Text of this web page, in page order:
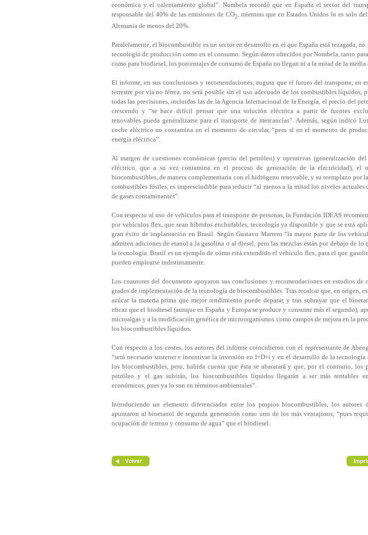
económica y el calentamiento global”. Nombela recordó que en España el sector del
responsable del 40% de las emisiones de CO2
, mientras que en Estados Unidos lo es solo
Alemania de menos del 20%.
Paralelamente, el biocombustible es un sector en desarrollo en el que España está rezagada,
tecnología de producción como en el consumo. Según datos ofrecidos por Nombela, tanto
como para biodiesel, los porcentajes de consumo de España no llegan ni a la mitad de la media
El informe, en sus conclusiones y recomendaciones, augura que el futuro del transporte, en
terrestre por vía no férrea, no será posible sin el uso adecuado de los combustibles líquidos,
todas las previsiones, incluidas las de la Agencia Internacional de la Energía, el precio del
crescendo y “se hace difícil pensar que una solución eléctrica a partir de fuentes
renovables pueda generalizarse para el transporte de mercancías”. Además, según indicó
coche eléctrico no contamina en el momento de circular, “pero sí en el momento de
energía eléctrica”.
Al margen de cuestiones económicas (precio del petróleo) y operativas (generalización del
eléctrico, que a su vez contamina en el proceso de generación de la electricidad), el
biocombustibles, de manera complementaria con el hidrógeno renovable, y su reemplazo por
combustibles fósiles, es imprescindible para reducir “al menos a la mitad los niveles actuales
de gases contaminantes”.
Con respecto al uso de vehículos para el transporte de personas, la Fundación IDEAS
por vehículos flex, que sean híbridos enchufables, tecnología ya disponible y que se está
gran éxito de implantación en Brasil. Según Gustavo Marrero “la mayor parte de los
admiten adiciones de etanol a la gasolina o al diesel, pero las mezclas están por debajo de lo
la tecnología. Brasil es un ejemplo de cómo está extendido el vehículo flex, para el que
pueden emplearse indistintamente.
Los coautores del documento apoyaron sus conclusiones y recomendaciones en estudios de
grados de implementación de la tecnología de biocombustibles. Tras recalcar que, en origen,
azúcar la materia prima que mejor rendimiento puede deparar, y tras subrayar que el
eficaz que el biodiesel (aunque en España y Europa se produce y consume más el segundo),
microalgas y a la modificación genética de microorganismos como campos de mejora en la
los biocombustibles líquidos.
Con respecto a los costes, los autores del informe coincidieron con el representante de
“será necesario sostener e incentivar la inversión en I+D+i y en el desarrollo de la tecnología
los biocombustibles, pero, habida cuenta que ésta se abaratará y que, por el contrario, los
petróleo y el gas subirán, los biocombustibles líquidos llegarán a ser más rentables
económicos, pues ya lo son en términos ambientales”.
Introduciendo un elemento diferenciador entre los propios biocombustibles, los autores
apuntaron al bioetanol de segunda generación como uno de los más ventajosos, “pues
ocupación de terreno y consumo de agua” que el biodiesel.